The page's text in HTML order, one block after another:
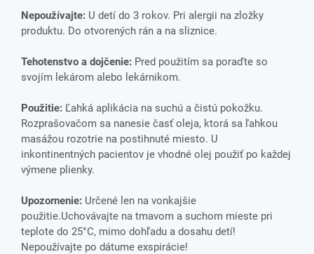
Nepoužívajte: U detí do 3 rokov. Pri alergii na zložky
produktu. Do otvorených rán a na sliznice.
Tehotenstvo a dojčenie: Pred použitím sa poraďte so
svojím lekárom alebo lekárnikom.
Použitie: Ľahká aplikácia na suchú a čistú pokožku.
Rozprašovačom sa nanesie časť oleja, ktorá sa ľahkou
masážou rozotrie na postihnuté miesto. U
inkontinentných pacientov je vhodné olej použiť po každej
výmene plienky.
Upozornenie: Určené len na vonkajšie
použitie.Uchovávajte na tmavom a suchom mieste pri
teplote do 25°C, mimo dohľadu a dosahu detí!
Nepoužívajte po dátume exspirácie!